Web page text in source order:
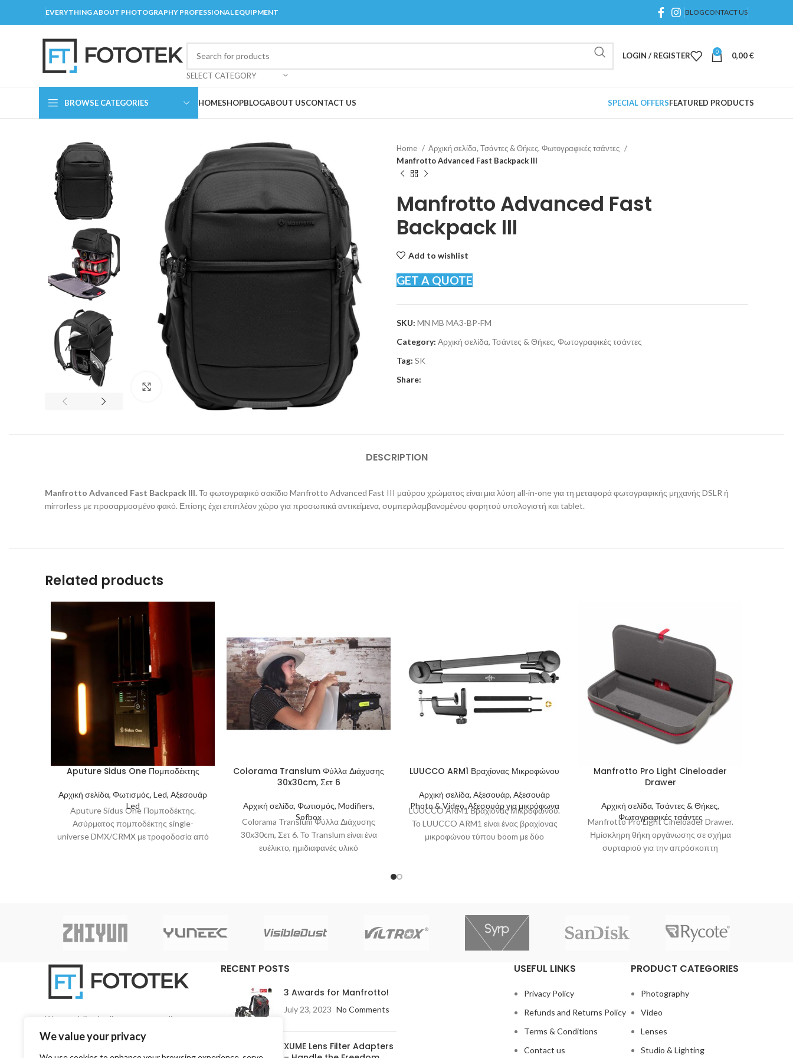
We value your privacy
EVERYTHING ABOUT PHOTOGRAPHY PROFESSIONAL EQUIPMENT BLOGCONTACT US
SELECT CATEGORY
LOGIN / REGISTER 0 0,00€
BROWSE CATEGORIES HOMESHOPBLOGABOUT USCONTACT US SPECIAL OFFERSFEATURED PRODUCTS
Click to enlarge
Home
Αρχική σελίδα, Τσάντες & Θήκες, Φωτογραφικές τσάντες
Manfrotto Advanced Fast Backpack III
Manfrotto Advanced Fast
Backpack III
Add to wishlist
GET A QUOTE
SKU: MN MB MA3-BP-FM
Category: Αρχική σελίδα, Τσάντες & Θήκες, Φωτογραφικές τσάντες
Tag: SK
Share:
DESCRIPTION
Manfrotto Advanced Fast Backpack III.Το φωτογραφικό σακίδιο Manfrotto Advanced Fast III μαύρου χρώματος είναι μια λύση all-in-one για τη μεταφορά φωτογραφικής μηχανής DSLR ή
mirrorless με προσαρμοσμένο φακό. Επίσης έχει επιπλέον χώρο για προσωπικά αντικείμενα, συμπεριλαμβανομένου φορητού υπολογιστή και tablet.
Related products
Aputure Sidus One Πομποδέκτης
Αρχική σελίδα, Φωτισμός, Led, Αξεσουάρ
Led
Aputure Sidus One Πομποδέκτης.
Ασύρματος πομποδέκτης single-
universe DMX/CRMX με τροφοδοσία από
Colorama Translum Φύλλα Διάχυσης
30x30cm, Σετ 6
Αρχική σελίδα, Φωτισμός, Modifiers,
Sofbox
Colorama Translum Φύλλα Διάχυσης
30x30cm, Σετ 6. Το Translum είναι ένα
ευέλικτο, ημιδιαφανές υλικό
LUUCCO ARM1 Βραχίονας Μικροφώνου
Αρχική σελίδα, Αξεσουάρ, Αξεσουάρ
Photo & Video, Αξεσουάρ για μικρόφωνα
LUUCCO ARM1 Βραχίονας Μικροφώνου.
Το LUUCCO ARM1 είναι ένας βραχίονας
μικροφώνου τύπου boom με δύο
Manfrotto Pro Light Cineloader
Drawer
Αρχική σελίδα, Τσάντες & Θήκες,
Φωτογραφικές τσάντες
Manfrotto Pro Light Cineloader Drawer.
Ημίσκληρη θήκη οργάνωσης σε σχήμα
συρταριού για την απρόσκοπτη
We specialise in all aspects regarding
photography and videography on a pan-Cyprian
RECENT POSTS
3 Awards for Manfrotto!
July 23, 2023 No Comments
XUME Lens Filter Adapters
USEFUL LINKS
Privacy Policy
Refunds and Returns Policy
Terms & Conditions
Contact us
PRODUCT CATEGORIES
Photography
Video
Lenses
Studio & Lighting